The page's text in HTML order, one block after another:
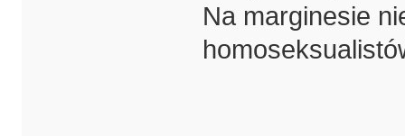
Na marginesie